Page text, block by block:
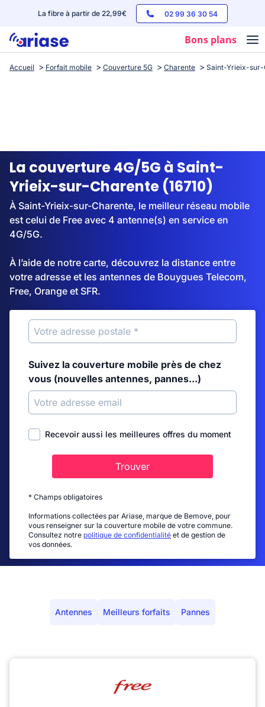
La fibre à partir de 22,99€ 02 99 36 30 54
Bons plans
Box internet
Streaming
Accueil Forfait mobile Couverture 5G Charente Saint-Yrieix-sur-
La couverture 4G/5G à Saint-
Yrieix-sur-Charente (16710)
À Saint-Yrieix-sur-Charente, le meilleur réseau mobile
est celui de Free avec 4 antenne(s) en service en
4G/5G.
À l’aide de notre carte, découvrez la distance entre
votre adresse et les antennes de Bouygues Telecom,
Free, Orange et SFR.
Suivez la couverture mobile près de chez
vous (nouvelles antennes, pannes...)
Recevoir aussi les meilleures offres du moment
Trouver
* Champs obligatoires
Informations collectées par Ariase, marque de Bemove, pour
vous renseigner sur la couverture mobile de votre commune.
Consultez notre politique de confidentialité et de gestion de
vos données.
Antennes Meilleurs forfaits Pannes